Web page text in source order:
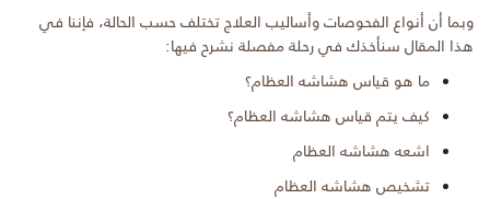
وبما أن أنواع الفحوصات وأساليب العلاج تختلف حسب الحالة، فإننا في
هذا المقال سنأخذك في رحلة مفصلة نشرح فيها:
ما هو قياس هشاشه العظام؟
كيف يتم قياس هشاشه العظام؟
اشعه هشاشه العظام
تشخيص هشاشه العظام